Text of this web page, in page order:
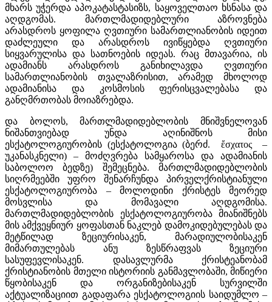
მხარს უჭერდა აპოკატასტასიზს, საყოველთაო ხსნასა და
აღდგომას. მართლმადიდებლური აზროვნება
არასდროს ყოფილა ღვთიური სამართლიანობის იდეით
დაძლეული და არასდროს ივიწყებდა ღვთიური
სიყვარულისა და სათნოების იდეას. რაც მთავარია, ის
ადამიანს არასდროს განიხილავდა ღვთიური
სამართლიანობის თვალაზრისით, არამედ მხოლოდ
ადამიანისა და კოსმოსის ფერისცვალებასა და
განღმრთობას მოიაზრებდა.
და ბოლოს, მართლმადიდებლობის მნიშვნელოვან
ნიშანთვიებად უნდა აღინიშნოს მისი
ესქატოლოგიურობის (ესქატოლოგია (ბერძ. ἔσχατος –
უკანასკნელი) – მოძღვრება სამყაროსა და ადამიანის
საბოლოო ბედზე) შემეცნება. მართლმადიდებლობის
სიღრმეებში უფრო შენარჩუნდა პირველქრისტიანული
ესქატოლოგიურობა – მოლოდინი ქრისტეს მეორედ
მოსვლისა და მომავალი აღდგომისა.
მართლმადიდებლობის ესქატოლოგიურობა მიანიშნებს
მის ამქვეყნიურ ყოფასთან ნაკლებ დამოკიდებულებას და
მეტწილად ზეციურისაკენ, მარადიულობისაკენ
მიმართულებას ანუ ზესწრაფვას ზეციური
სასუფევლისაკენ. დასავლურმა ქრისტეანობამ
ქრისტიანობის მთელი ისტორიის განმავლობაში, მიწიერი
წყობისაკენ და ორგანიზებისაკენ სურვილში
აქტუალიზაციით გადაფარა ესქატოლოგიის საიდუმლო –